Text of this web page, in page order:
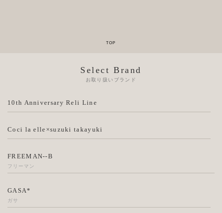
Select Brand
お取り扱いブランド
10th Anniversary Reli Line
Coci la elle×suzuki takayuki
FREEMAN--B
フリーマン
GASA*
ガサ